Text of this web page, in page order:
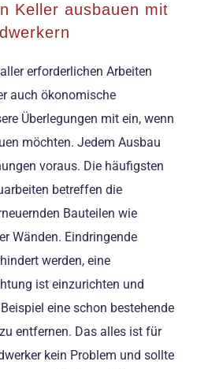
Keller ausbauen mit
erforderlichen Arbeiten
auch ökonomische
Überlegungen mit ein, wenn
möchten. Jedem Ausbau
voraus. Die häufigsten
betreffen die
Bauteilen wie
Wänden. Eindringende
werden, eine
ist einzurichten und
eine schon bestehende
entfernen. Das alles ist für
kein Problem und sollte